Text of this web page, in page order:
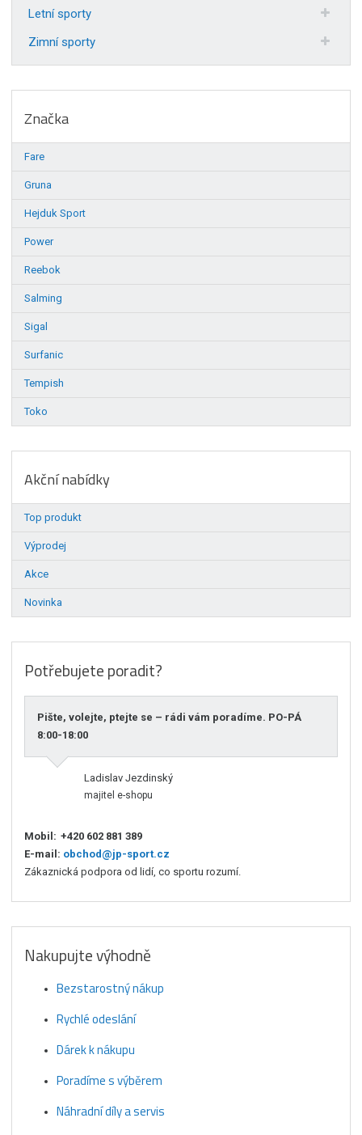
Letní sporty
Zimní sporty
Značka
Fare
Gruna
Hejduk Sport
Power
Reebok
Salming
Sigal
Surfanic
Tempish
Toko
Akční nabídky
Top produkt
Výprodej
Akce
Novinka
Potřebujete poradit?
Pište, volejte, ptejte se – rádi vám poradíme. PO-PÁ
8:00-18:00
Ladislav Jezdinský
majitel e-shopu
Mobil: +420 602 881 389
E-mail: obchod@jp-sport.cz
Zákaznická podpora od lidí, co sportu rozumí.
Nakupujte výhodně
Bezstarostný nákup
Rychlé odeslání
Dárek k nákupu
Poradíme s výběrem
Náhradní díly a servis